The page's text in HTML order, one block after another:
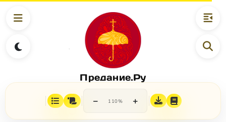
Предание.Ру
− 110% +